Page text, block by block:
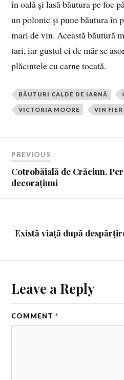
în oală şi lasă băutura pe foc
un polonic şi pune băutura în
mari de vin. Această băutură
tari, iar gustul ei de măr se
plăcintele cu carne tocată.
BĂUTURI CALDE DE IARNĂ
VICTORIA MOORE VIN
PREVIOUS
Cotrobăială de Crăciun.
decorațiuni
Există viață după
Leave a Reply
COMMENT *